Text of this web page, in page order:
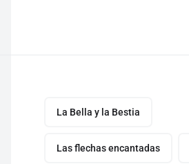
La Bella y la Bestia
Las flechas encantadas